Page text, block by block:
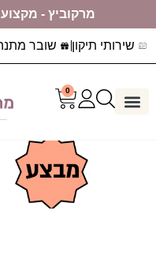
מרקוביץ -
שירותי תיקון שובר
0